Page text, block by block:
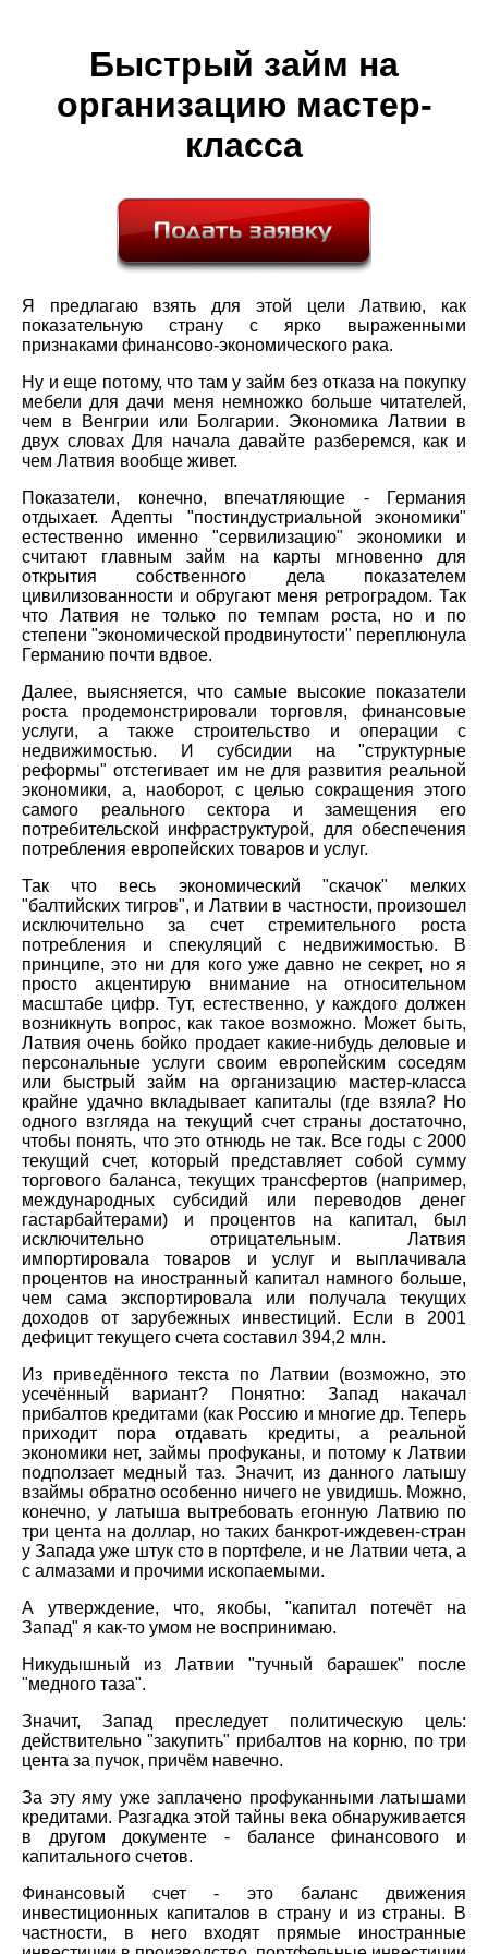
Быстрый займ на
организацию мастер-
класса
Я предлагаю взять для этой цели Латвию, как
показательную страну с ярко выраженными
признаками финансово-экономического рака.
Ну и еще потому, что там у займ без отказа на покупку
мебели для дачи меня немножко больше читателей,
чем в Венгрии или Болгарии. Экономика Латвии в
двух словах Для начала давайте разберемся, как и
чем Латвия вообще живет.
Показатели, конечно, впечатляющие - Германия
отдыхает. Адепты "постиндустриальной экономики"
естественно именно "сервилизацию" экономики и
считают главным займ на карты мгновенно для
открытия собственного дела показателем
цивилизованности и обругают меня ретроградом. Так
что Латвия не только по темпам роста, но и по
степени "экономической продвинутости" переплюнула
Германию почти вдвое.
Далее, выясняется, что самые высокие показатели
роста продемонстрировали торговля, финансовые
услуги, а также строительство и операции с
недвижимостью. И субсидии на "структурные
реформы" отстегивает им не для развития реальной
экономики, а, наоборот, с целью сокращения этого
самого реального сектора и замещения его
потребительской инфраструктурой, для обеспечения
потребления европейских товаров и услуг.
Так что весь экономический "скачок" мелких
"балтийских тигров", и Латвии в частности, произошел
исключительно за счет стремительного роста
потребления и спекуляций с недвижимостью. В
принципе, это ни для кого уже давно не секрет, но я
просто акцентирую внимание на относительном
масштабе цифр. Тут, естественно, у каждого должен
возникнуть вопрос, как такое возможно. Может быть,
Латвия очень бойко продает какие-нибудь деловые и
персональные услуги своим европейским соседям
или быстрый займ на организацию мастер-класса
крайне удачно вкладывает капиталы (где взяла? Но
одного взгляда на текущий счет страны достаточно,
чтобы понять, что это отнюдь не так. Все годы с 2000
текущий счет, который представляет собой сумму
торгового баланса, текущих трансфертов (например,
международных субсидий или переводов денег
гастарбайтерами) и процентов на капитал, был
исключительно отрицательным. Латвия
импортировала товаров и услуг и выплачивала
процентов на иностранный капитал намного больше,
чем сама экспортировала или получала текущих
доходов от зарубежных инвестиций. Если в 2001
дефицит текущего счета составил 394,2 млн.
Из приведённого текста по Латвии (возможно, это
усечённый вариант? Понятно: Запад накачал
прибалтов кредитами (как Россию и многие др. Теперь
приходит пора отдавать кредиты, а реальной
экономики нет, займы профуканы, и потому к Латвии
подползает медный таз. Значит, из данного латышу
взаймы обратно особенно ничего не увидишь. Можно,
конечно, у латыша вытребовать егонную Латвию по
три цента на доллар, но таких банкрот-иждевен-стран
у Запада уже штук сто в портфеле, и не Латвии чета, а
с алмазами и прочими ископаемыми.
А утверждение, что, якобы, "капитал потечёт на
Запад" я как-то умом не воспринимаю.
Никудышный из Латвии "тучный барашек" после
"медного таза".
Значит, Запад преследует политическую цель:
действительно "закупить" прибалтов на корню, по три
цента за пучок, причём навечно.
За эту яму уже заплачено профуканными латышами
кредитами. Разгадка этой тайны века обнаруживается
в другом документе - балансе финансового и
капитального счетов.
Финансовый счет - это баланс движения
инвестиционных капиталов в страну и из страны. В
частности, в него входят прямые иностранные